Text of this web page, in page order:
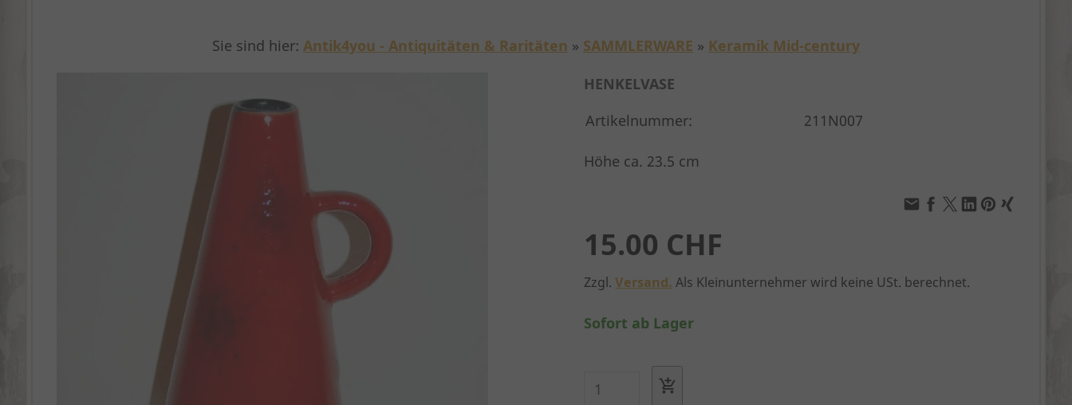
Sie sind hier: Antik4you - Antiquitäten & Raritäten » SAMMLERWARE » Keramik Mid-century
HENKELVASE
Artikelnummer:
211N007
Höhe ca. 23.5 cm
15.00 CHF
Zzgl.Versand. Als Kleinunternehmer wird keine USt. berechnet.
Sofort ab Lager